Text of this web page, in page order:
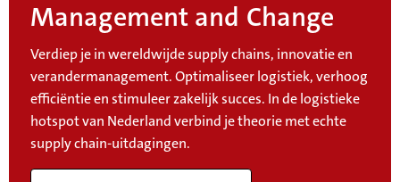
Management and Change
Verdiep je in wereldwijde supply chains, innovatie en
verandermanagement. Optimaliseer logistiek, verhoog
efficiëntie en stimuleer zakelijk succes. In de logistieke
hotspot van Nederland verbind je theorie met echte
supply chain-uitdagingen.